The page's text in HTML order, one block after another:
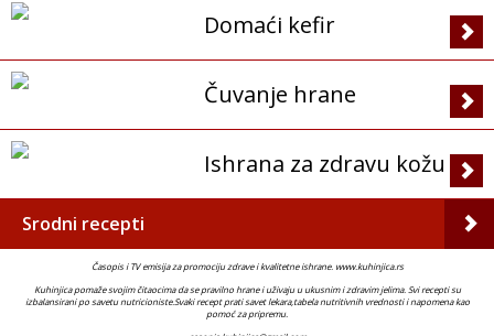
Domaći kefir
Čuvanje hrane
Ishrana za zdravu kožu
Srodni recepti
Časopis i TV emisija za promociju zdrave i kvalitetne ishrane. www.kuhinjica.rs
Kuhinjica pomaže svojim čitaocima da se pravilno hrane i uživaju u ukusnim i zdravim jelima. Svi recepti su
izbalansirani po savetu nutricioniste.Svaki recept prati savet lekara,tabela nutritivnih vrednosti i napomena kao
pomoć za pripremu.